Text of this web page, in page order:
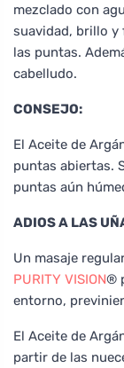
mezclado con
suavidad, brillo y
las puntas.
cabelludo.
CONSEJO:
El Aceite de
puntas abiertas.
puntas aún
ADIOS A LAS
Un masaje
PURITY VISION®
entorno,
El Aceite de
partir de las